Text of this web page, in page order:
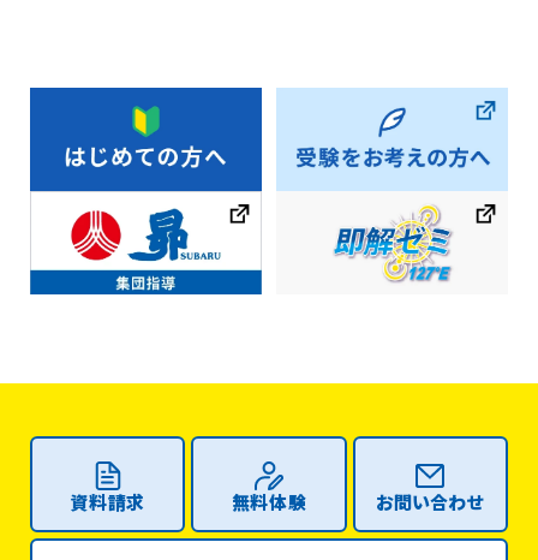
資料請求 無料体験 お問い合わせ